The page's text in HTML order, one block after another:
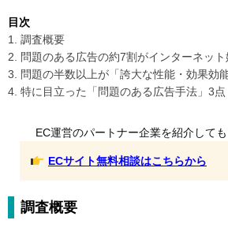
目次
1. 調査概要
2. 問題のある広告の約7割がインターネット
3. 問題の半数以上が「誇大な性能・効果効能
4. 特に目立った「問題のある広告手法」3点
EC運営のパートナー企業を紹介して
ECサイト無料相談はこちらから
調査概要